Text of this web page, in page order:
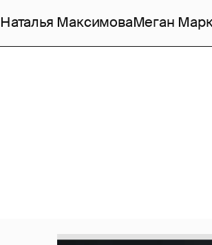
Наталья МаксимоваМеган